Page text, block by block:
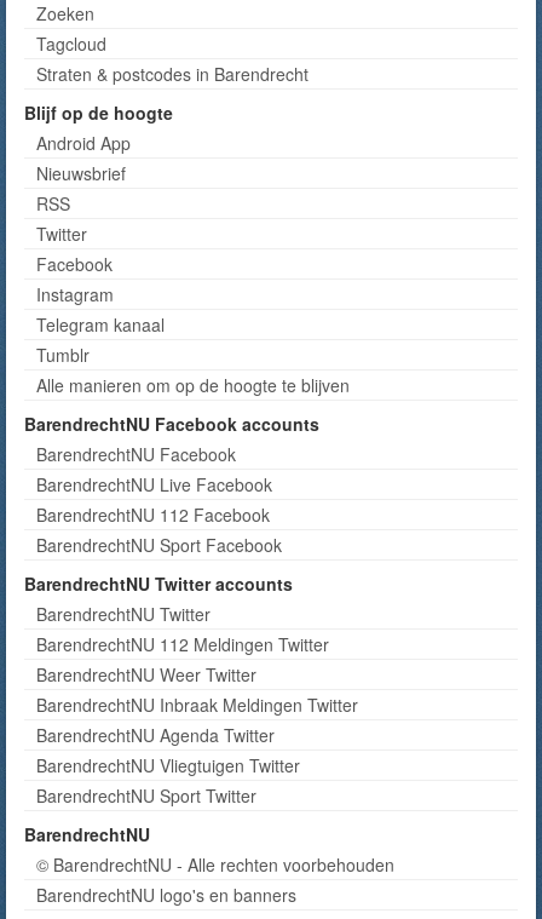
Zoeken
Tagcloud
Straten & postcodes in Barendrecht
Blijf op de hoogte
Android App
Nieuwsbrief
RSS
Twitter
Facebook
Instagram
Telegram kanaal
Tumblr
Alle manieren om op de hoogte te blijven
BarendrechtNU Facebook accounts
BarendrechtNU Facebook
BarendrechtNU Live Facebook
BarendrechtNU 112 Facebook
BarendrechtNU Sport Facebook
BarendrechtNU Twitter accounts
BarendrechtNU Twitter
BarendrechtNU 112 Meldingen Twitter
BarendrechtNU Weer Twitter
BarendrechtNU Inbraak Meldingen Twitter
BarendrechtNU Agenda Twitter
BarendrechtNU Vliegtuigen Twitter
BarendrechtNU Sport Twitter
BarendrechtNU
© BarendrechtNU - Alle rechten voorbehouden
BarendrechtNU logo's en banners